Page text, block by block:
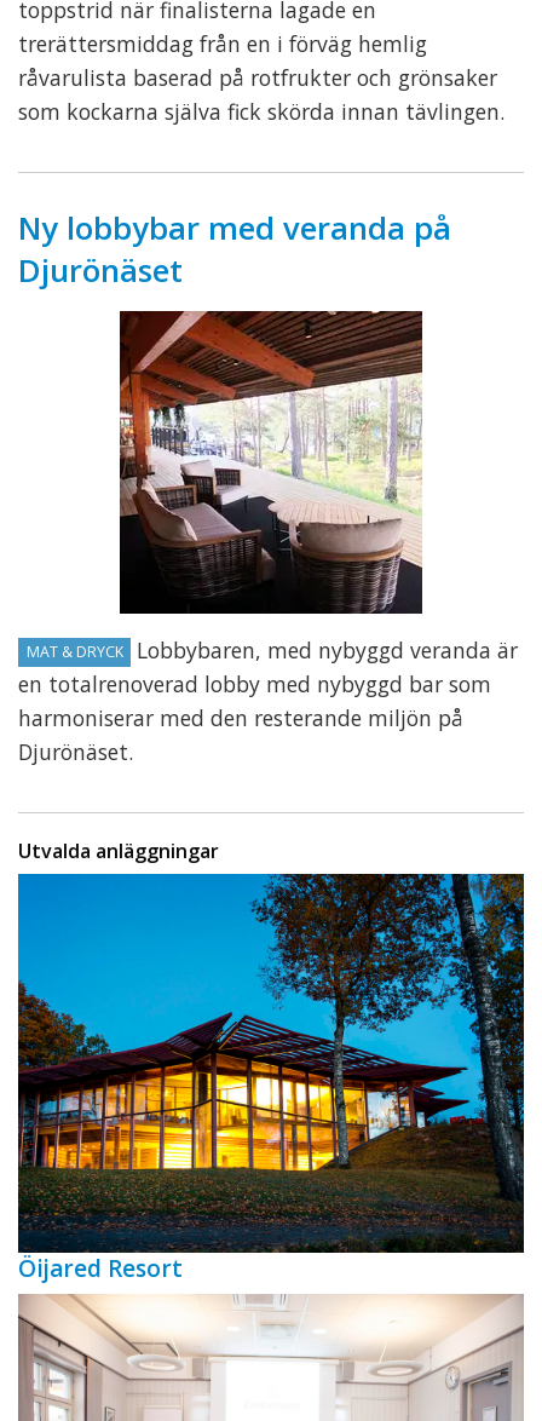
toppstrid när finalisterna lagade en
trerättersmiddag från en i förväg hemlig
råvarulista baserad på rotfrukter och grönsaker
som kockarna själva fick skörda innan tävlingen.
Ny lobbybar med veranda på
Djurönäset
MAT & DRYCK
Lobbybaren, med nybyggd veranda är
en totalrenoverad lobby med nybyggd bar som
harmoniserar med den resterande miljön på
Djurönäset.
Utvalda anläggningar
Öijared Resort